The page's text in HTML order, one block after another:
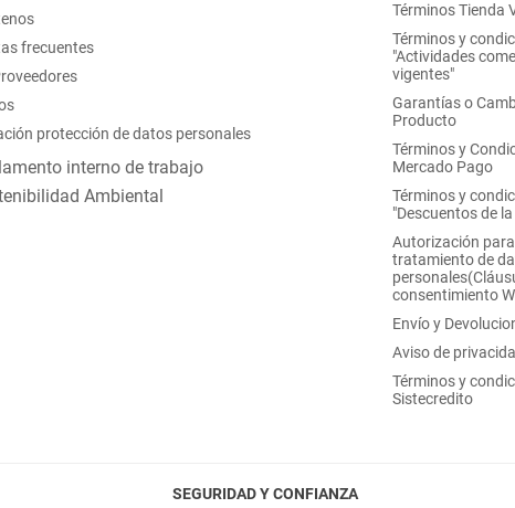
frecuentes
protección de datos personales
interno de trabajo
Ambiental
Términos Tienda
Términos y
"Actividades
vigentes"
Garantías o
Producto
Términos y
Mercado Pago
Términos y
"Descuentos de
Autorización para
tratamiento de
consentimiento
Envío y
Aviso de
Términos y
Sistecredito
SEGURIDAD Y CONFIANZA